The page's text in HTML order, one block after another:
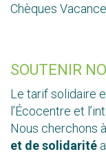
Chèques
SOUTENIR
Le tarif solidaire
l’Écocentre et
Nous cherchons à
et de solidarité